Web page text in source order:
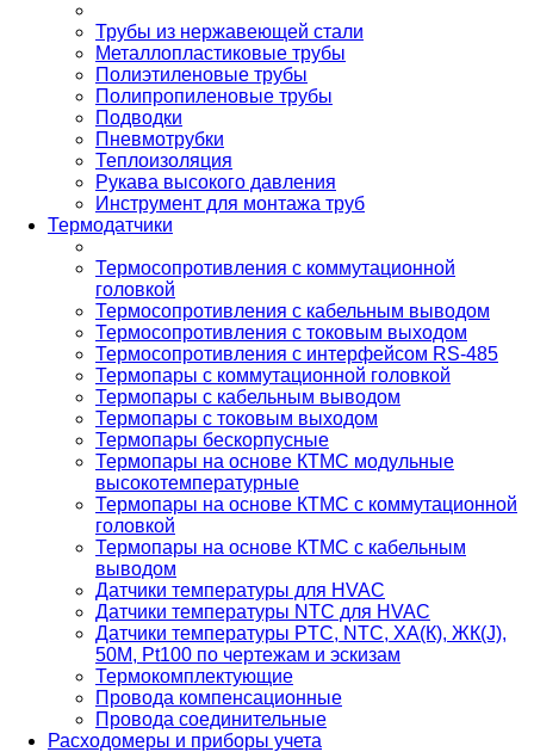
Трубы из нержавеющей стали
Металлопластиковые трубы
Полиэтиленовые трубы
Полипропиленовые трубы
Подводки
Пневмотрубки
Теплоизоляция
Рукава высокого давления
Инструмент для монтажа труб
Термодатчики
Термосопротивления с коммутационной
головкой
Термосопротивления с кабельным выводом
Термосопротивления с токовым выходом
Термосопротивления с интерфейсом RS-485
Термопары с коммутационной головкой
Термопары с кабельным выводом
Термопары с токовым выходом
Термопары бескорпусные
Термопары на основе КТМС модульные
высокотемпературные
Термопары на основе КТМС с коммутационной
головкой
Термопары на основе КТМС с кабельным
выводом
Датчики температуры для HVAC
Датчики температуры NTC для HVAC
Датчики температуры PTС, NTC, ХА(К), ЖК(J),
50М, Pt100 по чертежам и эскизам
Термокомплектующие
Провода компенсационные
Провода соединительные
Расходомеры и приборы учета